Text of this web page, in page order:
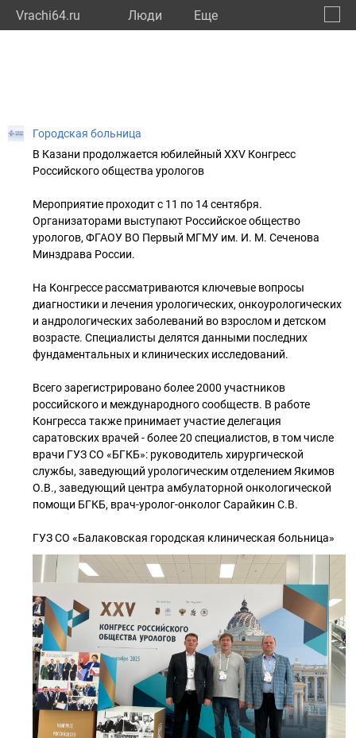
Vrachi64.ru Люди Eще
Городская больница
В Казани продолжается юбилейный XXV Конгресс
Российского общества урологов
Мероприятие проходит с 11 по 14 сентября.
Организаторами выступают Российское общество
урологов, ФГАОУ ВО Первый МГМУ им. И. М. Сеченова
Минздрава России.
На Конгрессе рассматриваются ключевые вопросы
диагностики и лечения урологических, онкоурологических
и андрологических заболеваний во взрослом и детском
возрасте. Специалисты делятся данными последних
фундаментальных и клинических исследований.
Всего зарегистрировано более 2000 участников
российского и международного сообществ. В работе
Конгресса также принимает участие делегация
саратовских врачей - более 20 специалистов, в том числе
врачи ГУЗ СО «БГКБ»: руководитель хирургической
службы, заведующий урологическим отделением Якимов
О.В., заведующий центра амбулаторной онкологической
помощи БГКБ, врач-уролог-онколог Сарайкин С.В.
ГУЗ СО «Балаковская городская клиническая больница»